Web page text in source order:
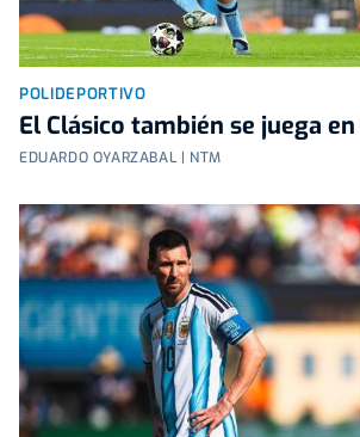
POLIDEPORTIVO
El Clásico también se juega
EDUARDO OYARZABAL | NTM